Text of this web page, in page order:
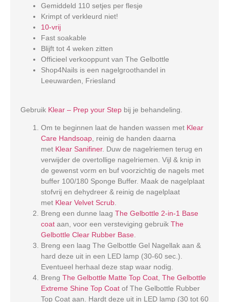
Gemiddeld 110 setjes per flesje
Krimpt of verkleurd niet!
10-vrij
Fast soakable
Blijft tot 4 weken zitten
Officieel verkooppunt van The Gelbottle
Shop4Nails is een nagelgroothandel in
Leeuwarden, Friesland
Gebruik Klear – Prep your Step bij je behandeling.
Om te beginnen laat de handen wassen met Klear
Care Handsoap , reinig de handen daarna
met Klear Sanifiner. Duw de nagelriemen terug en
verwijder de overtollige nagelriemen. Vijl & knip in
de gewenst vorm en buf voorzichtig de nagels met
buffer 100/180 Sponge Buffer. Maak de nagelplaat
stofvrij en dehydreer & reinig de nagelplaat
met Klear Velvet Scrub
Breng een dunne laag The Gelbottle 2-in-1 Base
coat aan, voor een versteviging gebruik The
Gelbottle Clear Rubber Base
Breng een laag The Gelbottle Gel Nagellak aan &
hard deze uit in een LED lamp (30-60 sec.).
Eventueel herhaal deze stap waar nodig.
Breng The Gelbottle Matte Top Coat The Gelbottle
Extreme Shine Top Coat of The Gelbottle Rubber
Top Coat aan. Hardt deze uit in LED lamp (30 tot 60